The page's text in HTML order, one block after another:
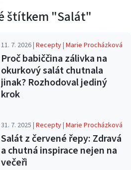
štítkem "Salát"
11. 7. 2026 |Recepty|Marie Procházková
Proč babiččina zálivka na
okurkový salát chutnala
jinak? Rozhodoval jediný
krok
31. 7. 2025 |Recepty|Marie Procházková
Salát z červené řepy: Zdravá
a chutná inspirace nejen na
večeři